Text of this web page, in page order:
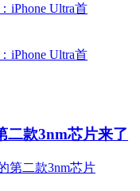
二款3nm芯片来了